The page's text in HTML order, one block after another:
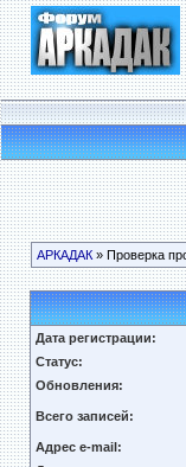
АРКАДАК» Проверка
Дата регистрации:
Статус:
Обновления:
Всего записей:
Адрес e-mail: